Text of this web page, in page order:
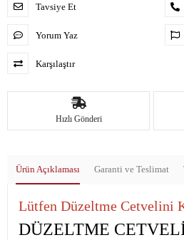
Tavsiye Et
Yorum Yaz
Karşılaştır
Hızlı Gönderi
Ürün Açıklaması Garanti ve Teslimat
Lütfen Düzeltme Cetvelini
DÜZELTME